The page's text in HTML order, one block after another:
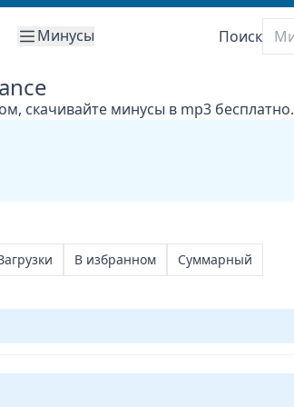
Минусы Поиск
скачивайте минусы в mp3 бесплатно.
В избранном Суммарный